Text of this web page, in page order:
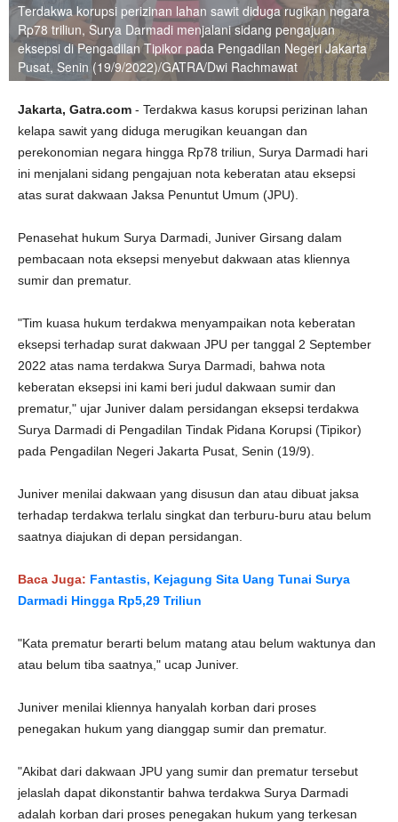
Terdakwa korupsi perizinan lahan sawit diduga rugikan negara
Rp78 triliun, Surya Darmadi menjalani sidang pengajuan
eksepsi di Pengadilan Tipikor pada Pengadilan Negeri Jakarta
Pusat, Senin (19/9/2022)/GATRA/Dwi Rachmawat
Jakarta, Gatra.com - Terdakwa kasus korupsi perizinan lahan
kelapa sawit yang diduga merugikan keuangan dan
perekonomian negara hingga Rp78 triliun, Surya Darmadi hari
ini menjalani sidang pengajuan nota keberatan atau eksepsi
atas surat dakwaan Jaksa Penuntut Umum (JPU).
Penasehat hukum Surya Darmadi, Juniver Girsang dalam
pembacaan nota eksepsi menyebut dakwaan atas kliennya
sumir dan prematur.
"Tim kuasa hukum terdakwa menyampaikan nota keberatan
eksepsi terhadap surat dakwaan JPU per tanggal 2 September
2022 atas nama terdakwa Surya Darmadi, bahwa nota
keberatan eksepsi ini kami beri judul dakwaan sumir dan
prematur," ujar Juniver dalam persidangan eksepsi terdakwa
Surya Darmadi di Pengadilan Tindak Pidana Korupsi (Tipikor)
pada Pengadilan Negeri Jakarta Pusat, Senin (19/9).
Juniver menilai dakwaan yang disusun dan atau dibuat jaksa
terhadap terdakwa terlalu singkat dan terburu-buru atau belum
saatnya diajukan di depan persidangan.
Baca Juga: Fantastis, Kejagung Sita Uang Tunai Surya
Darmadi Hingga Rp5,29 Triliun
"Kata prematur berarti belum matang atau belum waktunya dan
atau belum tiba saatnya," ucap Juniver.
Juniver menilai kliennya hanyalah korban dari proses
penegakan hukum yang dianggap sumir dan prematur.
"Akibat dari dakwaan JPU yang sumir dan prematur tersebut
jelaslah dapat dikonstantir bahwa terdakwa Surya Darmadi
adalah korban dari proses penegakan hukum yang terkesan